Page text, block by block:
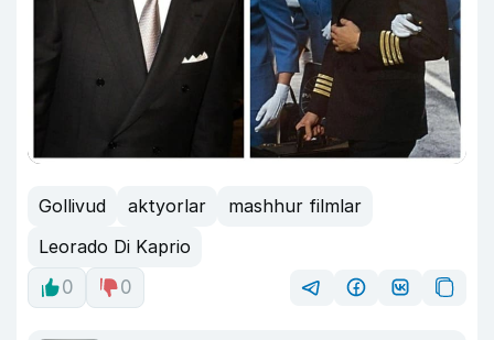
Gollivud aktyorlar
mashhur filmlar
Leorado Di Kaprio
0
0